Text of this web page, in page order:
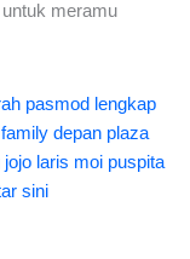
meramu